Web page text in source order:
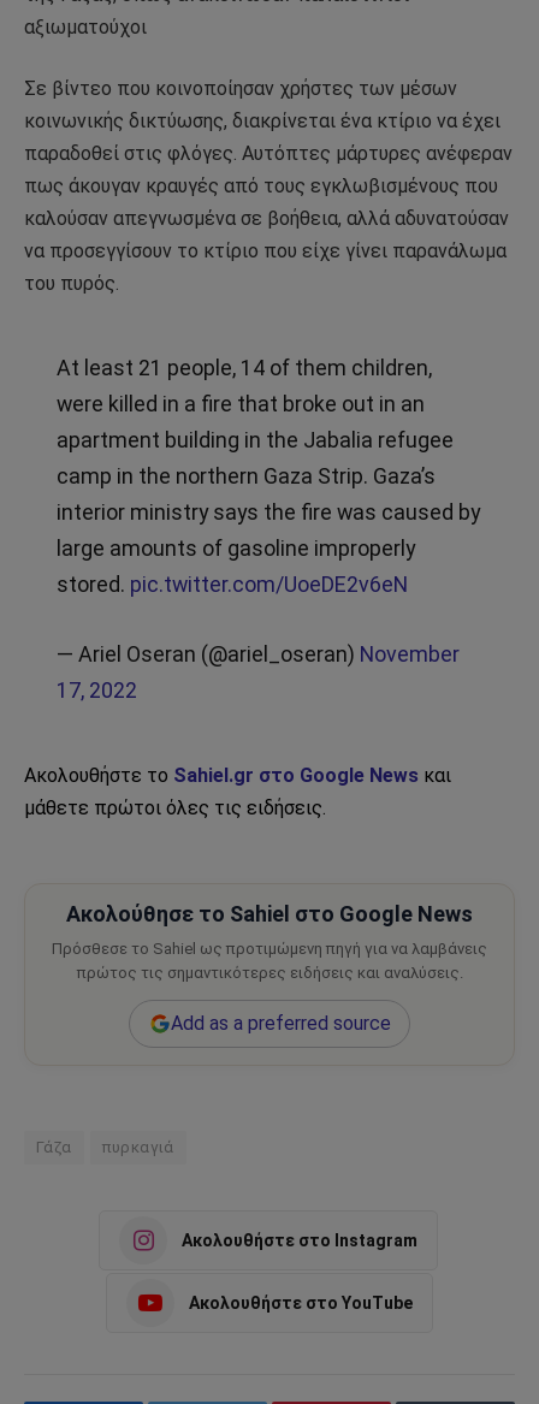
αξιωματούχοι
Σε βίντεο που κοινοποίησαν χρήστες των μέσων
κοινωνικής δικτύωσης, διακρίνεται ένα κτίριο να έχει
παραδοθεί στις φλόγες. Αυτόπτες μάρτυρες ανέφεραν
πως άκουγαν κραυγές από τους εγκλωβισμένους που
καλούσαν απεγνωσμένα σε βοήθεια, αλλά αδυνατούσαν
να προσεγγίσουν το κτίριο που είχε γίνει παρανάλωμα
του πυρός.
At least 21 people, 14 of them children,
were killed in a fire that broke out in an
apartment building in the Jabalia refugee
camp in the northern Gaza Strip. Gaza’s
interior ministry says the fire was caused by
large amounts of gasoline improperly
stored. pic.twitter.com/UoeDE2v6eN
— Ariel Oseran (@ariel_oseran) November
17, 2022
Ακολουθήστε το Sahiel.gr στο Google News και
μάθετε πρώτοι όλες τις ειδήσεις.
Ακολούθησε το Sahiel στο Google News
Πρόσθεσε το Sahiel ως προτιμώμενη πηγή για να λαμβάνεις
πρώτος τις σημαντικότερες ειδήσεις και αναλύσεις.
Add as a preferred source
Γάζα πυρκαγιά
Ακολουθήστε στο Instagram
Ακολουθήστε στο YouTube